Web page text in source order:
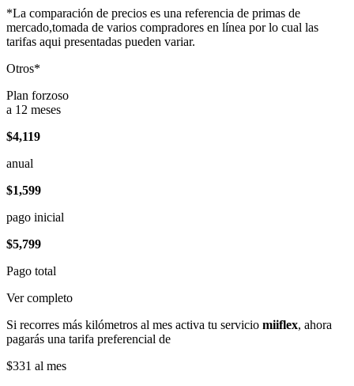
*La comparación de precios es una referencia de primas de
mercado,tomada de varios compradores en línea por lo cual las
tarifas aqui presentadas pueden variar.
Otros*
Plan forzoso
a 12 meses
$4,119
anual
$1,599
pago inicial
$5,799
Pago total
Ver completo
Si recorres más kilómetros al mes activa tu servicio miiflex, ahora
pagarás una tarifa preferencial de
$331 al mes